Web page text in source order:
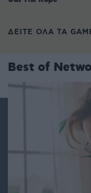
ΔΕΙΤΕ ΟΛΑ ΤΑ
Best of